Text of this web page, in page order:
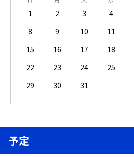
1 2 3 4
8
9 10 11
15
16 17 18
22
23 24 25
29
30 31
予定